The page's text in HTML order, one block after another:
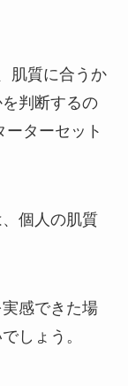
肌質に合うか
判断するの
ターセット
個人の肌質
感できた場
しょう。